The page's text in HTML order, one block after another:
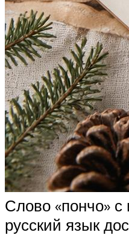
Слово «пончо» с
русский язык